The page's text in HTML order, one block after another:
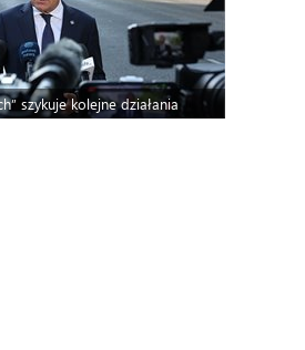
szykuje kolejne działania